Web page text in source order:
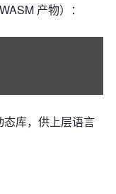
产物）：
态库，供上层语言